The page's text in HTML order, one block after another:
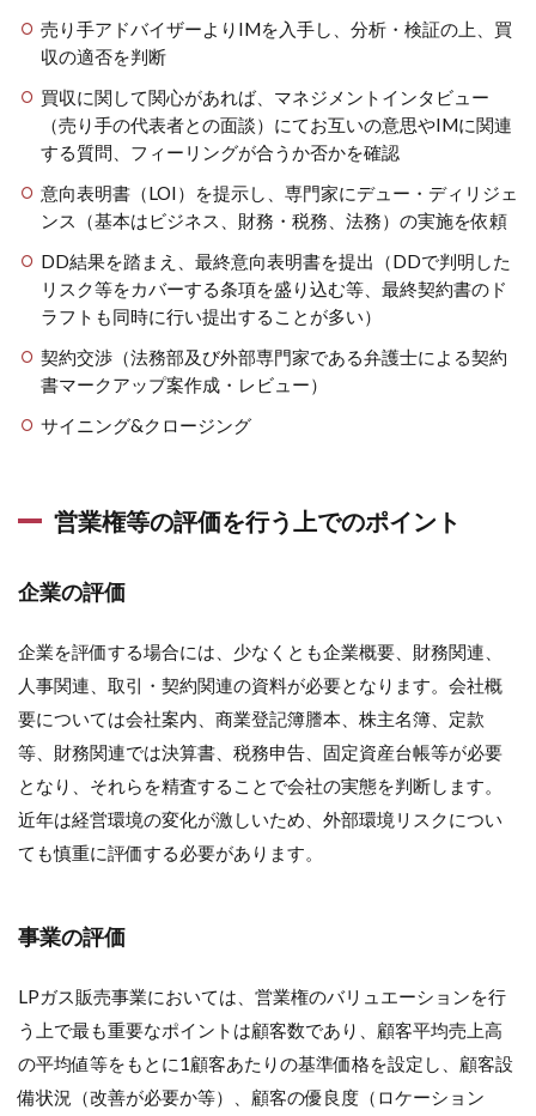
売り手アドバイザーよりIMを入手し、分析・検証の上、買
収の適否を判断
買収に関して関心があれば、マネジメントインタビュー
（売り手の代表者との面談）にてお互いの意思やIMに関連
する質問、フィーリングが合うか否かを確認
意向表明書（LOI）を提示し、専門家にデュー・ディリジェ
ンス（基本はビジネス、財務・税務、法務）の実施を依頼
DD結果を踏まえ、最終意向表明書を提出（DDで判明した
リスク等をカバーする条項を盛り込む等、最終契約書のド
ラフトも同時に行い提出することが多い）
契約交渉（法務部及び外部専門家である弁護士による契約
書マークアップ案作成・レビュー）
サイニング&クロージング
営業権等の評価を行う上でのポイント
企業の評価
企業を評価する場合には、少なくとも企業概要、財務関連、
人事関連、取引・契約関連の資料が必要となります。会社概
要については会社案内、商業登記簿謄本、株主名簿、定款
等、財務関連では決算書、税務申告、固定資産台帳等が必要
となり、それらを精査することで会社の実態を判断します。
近年は経営環境の変化が激しいため、外部環境リスクについ
ても慎重に評価する必要があります。
事業の評価
LPガス販売事業においては、営業権のバリュエーションを行
う上で最も重要なポイントは顧客数であり、顧客平均売上高
の平均値等をもとに1顧客あたりの基準価格を設定し、顧客設
備状況（改善が必要か等）、顧客の優良度（ロケーション